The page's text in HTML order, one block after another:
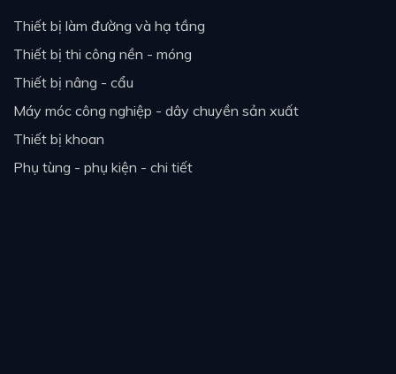
thiết bị làm đường và hạ tầng
thiết bị thi công nền - móng
thiết bị nâng - cẩu
máy móc công nghiệp - dây chuyền sản xuất
thiết bị khoan
phụ tùng - phụ kiện - chi tiết